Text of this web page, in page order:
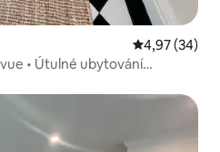
Průměrné
4,97 (34)
• Útulné ubytování
u hostů